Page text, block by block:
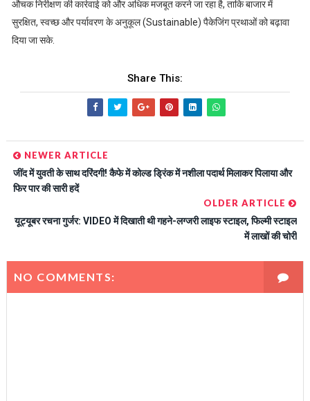
औचक निरीक्षण की कार्रवाई को और अधिक मजबूत करने जा रहा है, ताकि बाजार में
सुरक्षित, स्वच्छ और पर्यावरण के अनुकूल (Sustainable) पैकेजिंग प्रथाओं को बढ़ावा
दिया जा सके.
Share This:
NEWER ARTICLE
जींद में युवती के साथ दरिंदगी! कैफे में कोल्ड ड्रिंक में नशीला पदार्थ मिलाकर पिलाया और
फिर पार की सारी हदें
OLDER ARTICLE
यूट्यूबर रचना गुर्जर: VIDEO में द‍िखाती थी गहने-लग्‍जरी लाइफ स्‍टाइल, फ‍िल्‍मी स्‍टाइल
में लाखों की चोरी
NO COMMENTS: